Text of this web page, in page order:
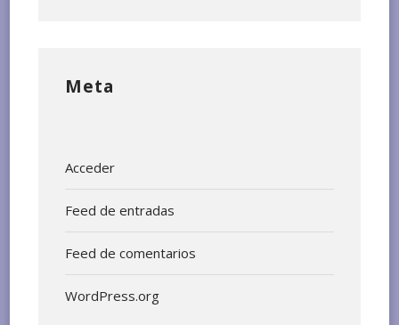
Meta
Acceder
Feed de entradas
Feed de comentarios
WordPress.org